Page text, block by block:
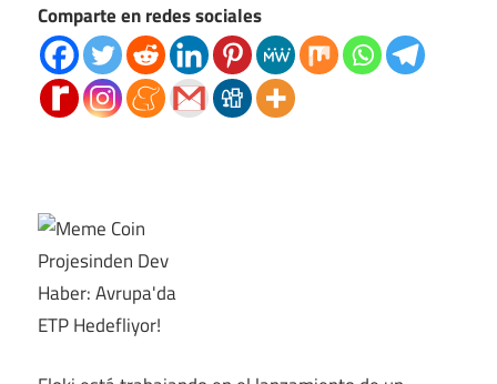
Comparte en redes sociales